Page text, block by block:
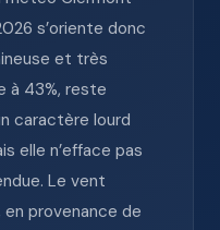
s’oriente donc
et très
à 43%, reste
caractère lourd
elle n’efface pas
Le vent
provenance de